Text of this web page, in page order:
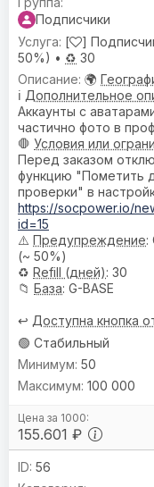
Подписчики
[
]
50%) • ♻️ 30
🌍
ℹ️ Дополнительное
Аккаунты с
частично фото в
🛑 Условия или
Перед заказом
функцию "Пометить
проверки" в
https://socpower.io/
id=15
⚠️ Предупреждениe:
(~ 50%)
♻️ Refill (дней): 30
📁 База: G-BASE
↩️ Доступна кнопка
🟢 Стабильный
155.601 ₽
50
100 000
56